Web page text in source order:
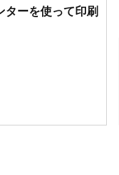
ーを使って印刷